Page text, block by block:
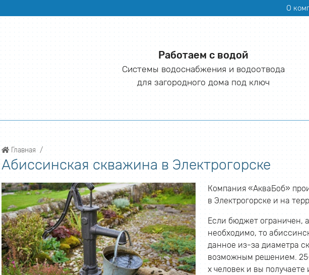
О
Работаем с водой
Системы водоснабжения и водоотвода
для загородного дома под ключ
Главная
Абиссинская скважина в Электрогорске
Компания «АкваБоб»
в Электрогорске и на
Если бюджет ограничен,
необходимо, то
данное из-за диаметра
возможным решением.
х человек и вы